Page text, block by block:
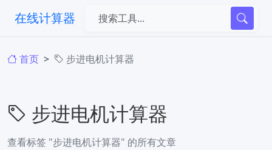
在线计算器
首页 步进电机计算器
步进电机计算器
查看标签 "步进电机计算器" 的所有文章